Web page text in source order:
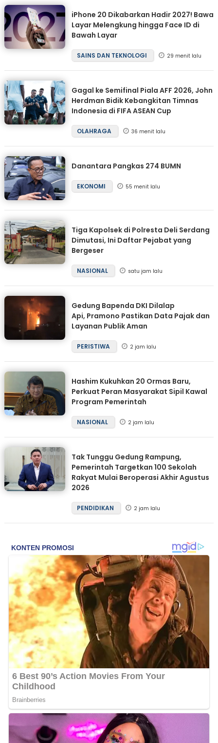
iPhone 20 Dikabarkan Hadir 2027! Bawa
Layar Melengkung hingga Face ID di
Bawah Layar
SAINS DAN TEKNOLOGI 29 menit lalu
Gagal ke Semifinal Piala AFF 2026, John
Herdman Bidik Kebangkitan Timnas
Indonesia di FIFA ASEAN Cup
OLAHRAGA 36 menit lalu
Danantara Pangkas 274 BUMN
EKONOMI 55 menit lalu
Tiga Kapolsek di Polresta Deli Serdang
Dimutasi, Ini Daftar Pejabat yang
Bergeser
NASIONAL satu jam lalu
Gedung Bapenda DKI Dilalap
Api, Pramono Pastikan Data Pajak dan
Layanan Publik Aman
PERISTIWA 2 jam lalu
Hashim Kukuhkan 20 Ormas Baru,
Perkuat Peran Masyarakat Sipil Kawal
Program Pemerintah
NASIONAL 2 jam lalu
Tak Tunggu Gedung Rampung,
Pemerintah Targetkan 100 Sekolah
Rakyat Mulai Beroperasi Akhir Agustus
2026
PENDIDIKAN 2 jam lalu